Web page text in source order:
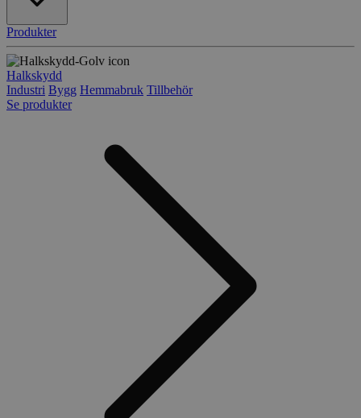
Produkter
Halkskydd
Industri Bygg Hemmabruk Tillbehör
Se produkter